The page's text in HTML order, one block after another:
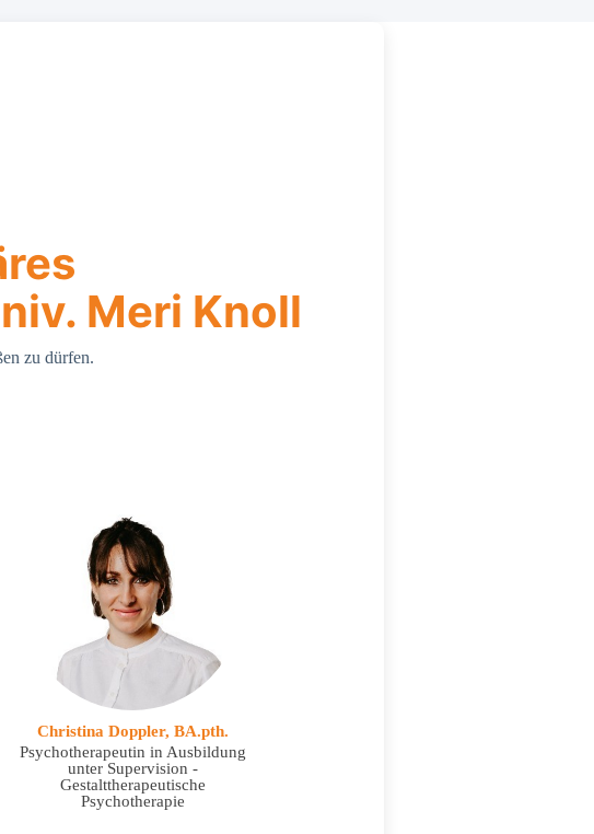
Meri Knoll
zu dürfen.
Christina Doppler, BA.pth.
Psychotherapeutin in Ausbildung
unter Supervision -
Gestalttherapeutische
Psychotherapie